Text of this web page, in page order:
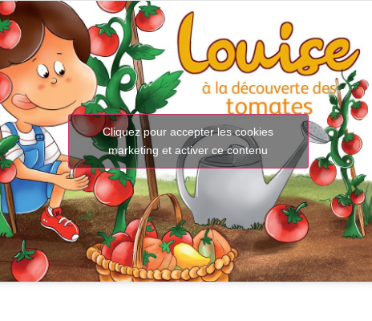
Cliquez pour accepter les cookies
marketing et activer ce contenu